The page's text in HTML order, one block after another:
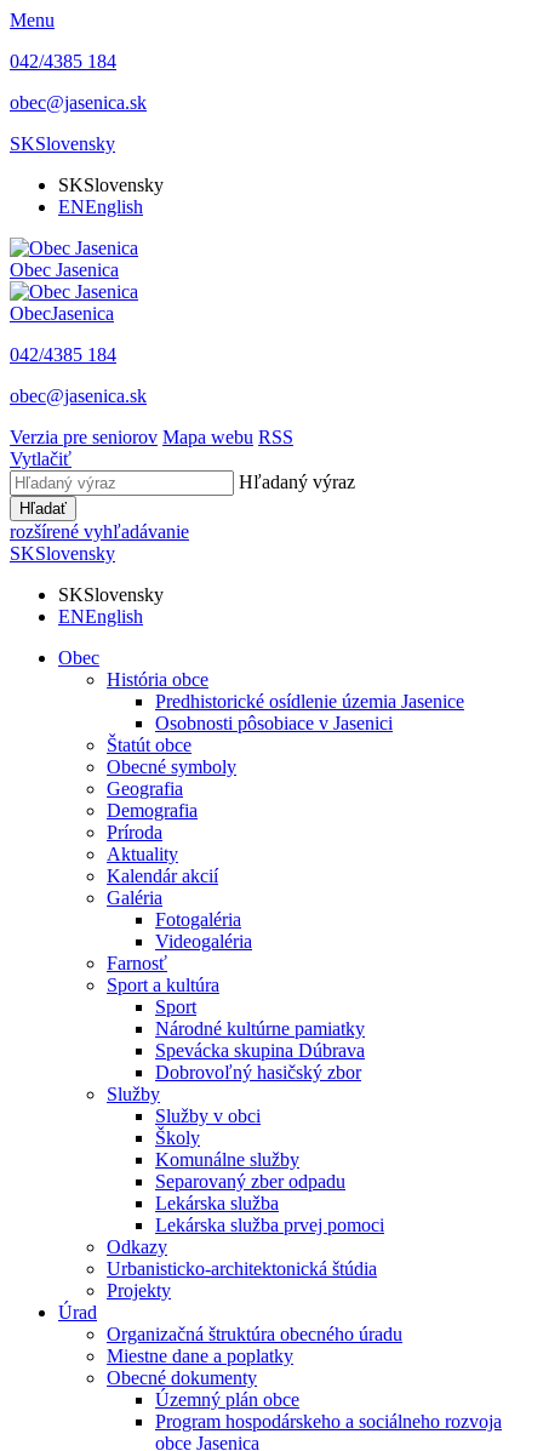
Menu
042/4385 184
obec@jasenica.sk
SKSlovensky
SKSlovensky
ENEnglish
Obec Jasenica
ObecJasenica
042/4385 184
obec@jasenica.sk
Verzia pre seniorov Mapa webu RSS
Vytlačiť
Hľadaný výraz
Hľadať
rozšírené vyhľadávanie
SKSlovensky
SKSlovensky
ENEnglish
Obec
História obce
Predhistorické osídlenie územia Jasenice
Osobnosti pôsobiace v Jasenici
Štatút obce
Obecné symboly
Geografia
Demografia
Príroda
Aktuality
Kalendár akcií
Galéria
Fotogaléria
Videogaléria
Farnosť
Sport a kultúra
Sport
Národné kultúrne pamiatky
Spevácka skupina Dúbrava
Dobrovoľný hasičský zbor
Služby
Služby v obci
Školy
Komunálne služby
Separovaný zber odpadu
Lekárska služba
Lekárska služba prvej pomoci
Odkazy
Urbanisticko-architektonická štúdia
Projekty
Úrad
Organizačná štruktúra obecného úradu
Miestne dane a poplatky
Obecné dokumenty
Územný plán obce
Program hospodárskeho a sociálneho rozvoja
obce Jasenica